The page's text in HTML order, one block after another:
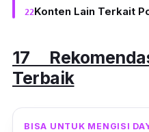
Konten Lain Terkait
17
Terbaik
BISA UNTUK MENGISI